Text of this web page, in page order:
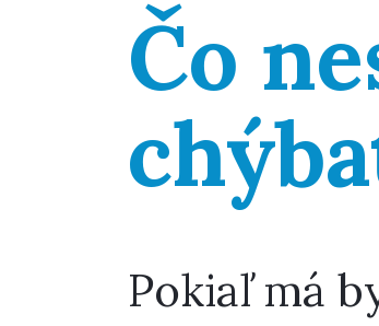
Čo
Pokiaľ má